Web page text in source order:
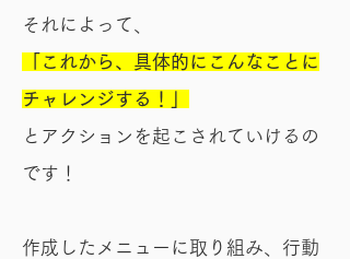
それによって、
「これから、具体的にこんなことに
チャレンジする！」
とアクションを起こされていけるの
です！
作成したメニューに取り組み、行動